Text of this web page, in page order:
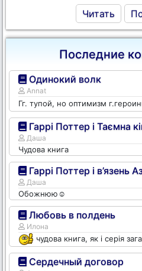
Читать
Последние
Одинокий волк
Annat
Гг. тупой, но оптимизм
Гаррі Поттер і Таємна
Даша
Чудова книга
Гаррі Поттер і в’язень
Даша
Обожнюю☺️
Любовь в полдень
Илона
чудова книга, як і серія
Сердечный договор